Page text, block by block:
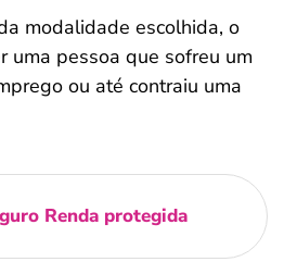
modalidade escolhida, o
uma pessoa que sofreu um
ou até contraiu uma
Renda protegida